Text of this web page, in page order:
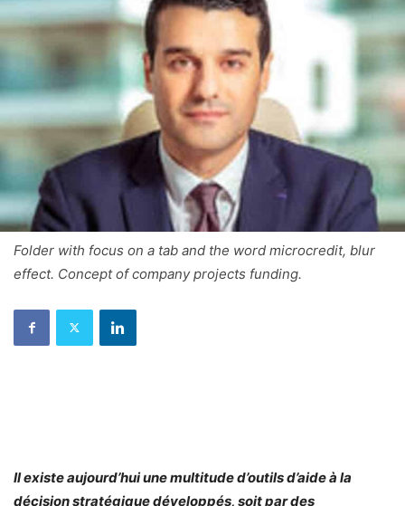
Folder with focus on a tab and the word microcredit, blur
effect. Concept of company projects funding.
Il existe aujourd’hui une multitude d’outils d’aide à la
décision stratégique développés, soit par des